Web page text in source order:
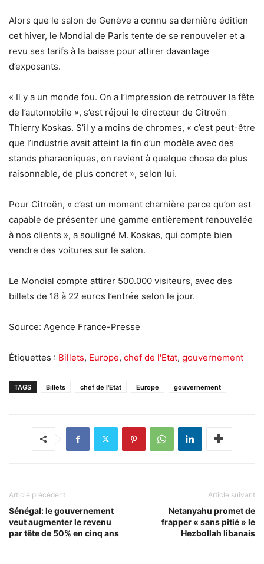
Alors que le salon de Genève a connu sa dernière édition
cet hiver, le Mondial de Paris tente de se renouveler et a
revu ses tarifs à la baisse pour attirer davantage
d’exposants.
« Il y a un monde fou. On a l’impression de retrouver la fête
de l’automobile », s’est réjoui le directeur de Citroën
Thierry Koskas. S’il y a moins de chromes, « c’est peut-être
que l’industrie avait atteint la fin d’un modèle avec des
stands pharaoniques, on revient à quelque chose de plus
raisonnable, de plus concret », selon lui.
Pour Citroën, « c’est un moment charnière parce qu’on est
capable de présenter une gamme entièrement renouvelée
à nos clients », a souligné M. Koskas, qui compte bien
vendre des voitures sur le salon.
Le Mondial compte attirer 500.000 visiteurs, avec des
billets de 18 à 22 euros l’entrée selon le jour.
Source: Agence France-Presse
Étiquettes : Billets, Europe, chef de l'Etat, gouvernement
TAGS Billets chef de l'Etat Europe gouvernement
Article précédent
Sénégal: le gouvernement
veut augmenter le revenu
par tête de 50% en cinq ans
Article suivant
Netanyahu promet de
frapper « sans pitié » le
Hezbollah libanais